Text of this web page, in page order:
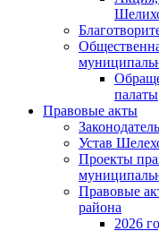
палаты
Правовые акты
Устав
Проекты
Правовые
района
2026